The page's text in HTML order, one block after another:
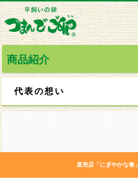
商品紹介
代表の想い
直売店「にぎやかな春」